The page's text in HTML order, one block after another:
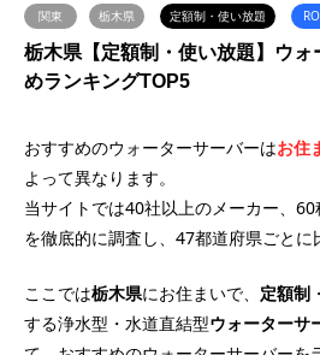
関東 栃木県 定額制・使い放題
栃木県【定額制・使い放題】ウ
めランキングTOP5
おすすめのウォーターサーバーはお住
よって異なります。
当サイトでは40社以上のメーカー、
を徹底的に調査し、47都道府県ごとに
ここでは栃木県にお住まいで、 定額制 ・
する浄水型・水道直結型ウォーターサ